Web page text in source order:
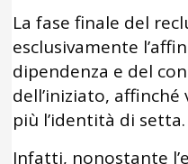
La fase finale del
esclusivamente
dipendenza e del
dell’iniziato,
più l’identità di setta.
Infatti, nonostante